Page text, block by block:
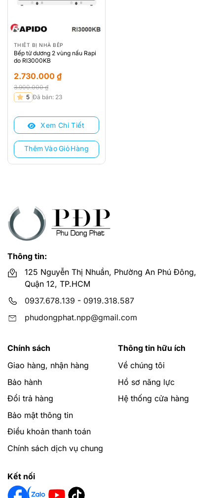
THIẾT BỊ NHÀ BẾP
Bếp từ dương 2 vùng nấu Rapi
do RI3000KB
3.900.000₫
Giá
là:
3.900.000 ₫.
2.730.000 ₫
Giá
tại
2.730.000 ₫.
5 Đã bán: 23
Xem Chi Tiết
Thêm Vào Giỏ Hàng
Thông tin:
125 Nguyễn Thị Nhuần, Phường An Phú Đông,
Quận 12, TP.HCM
0937.678.139 - 0919.318.587
phudongphat.npp@gmail.com
Chính sách
Giao hàng, nhận hàng
Bảo hành
Đổi trả hàng
Bảo mật thông tin
Điều khoản thanh toán
Chính sách dịch vụ chung
Thông tin hữu ích
Về chúng tôi
Hồ sơ năng lực
Hệ thống cửa hàng
Kết nối